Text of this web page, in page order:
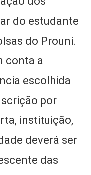
do estudante
do Prouni.
conta a
escolhida
por
instituição,
deverá ser
das